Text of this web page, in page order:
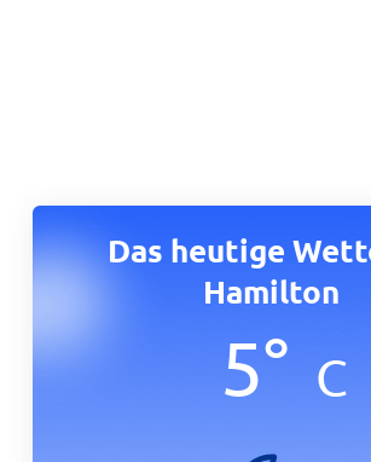
Das heutige
Hamilton
5° C